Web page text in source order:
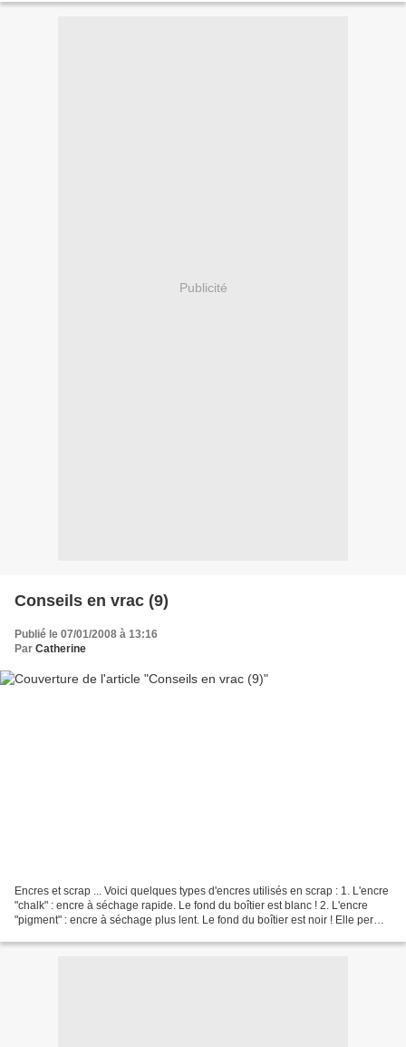
Publicité
Conseils en vrac (9)
Publié le 07/01/2008 à 13:16
Par Catherine
Encres et scrap ... Voici quelques types d'encres utilisés en scrap : 1. L'encre
"chalk" : encre à séchage rapide. Le fond du boîtier est blanc ! 2. L'encre
"pigment" : encre à séchage plus lent. Le fond du boîtier est noir ! Elle permet